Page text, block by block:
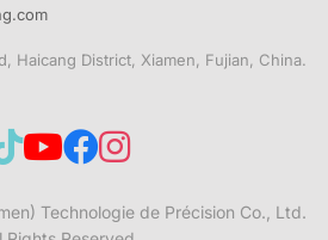
Haicang District, Xiamen, Fujian, China.
Technologie de Précision Co., Ltd.